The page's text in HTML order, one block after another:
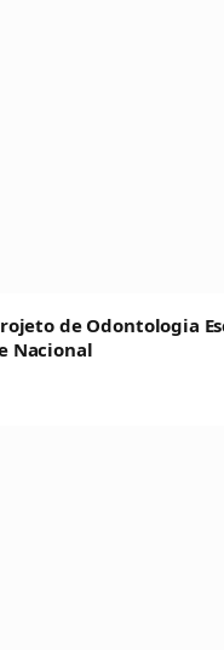
de Odontologia
Nacional